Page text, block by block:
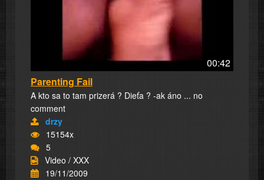
00:42
Parenting Fail
A kto sa to tam prizerá ? Dieťa ? -ak áno ... no
comment
drzy
15154x
5
Video / XXX
19/11/2009